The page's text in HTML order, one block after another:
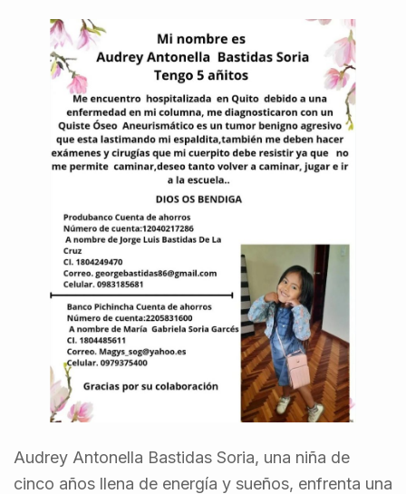
Audrey Antonella Bastidas Soria, una niña de
cinco años llena de energía y sueños, enfrenta una